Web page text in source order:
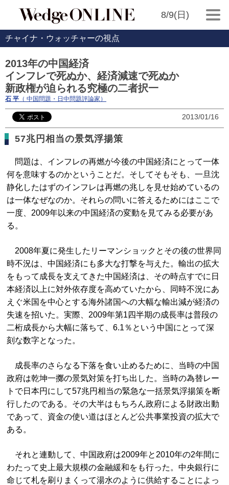
8/9(日)
チャイナ・ウォッチャーの視点
2013年の中国経済
インフレで死ぬか、経済減速で死ぬか
新政権が迫られる究極の二者択一
石 平 （ 中国問題・日中問題評論家）
2013/01/16
57兆円相当の景気浮揚策
問題は、インフレの再燃が今後の中国経済にとって一体
何を意味するのかということだ。そしてそもそも、一旦沈
静化したはずのインフレは再燃の兆しを見せ始めているの
は一体なぜなのか。それらの問いに答えるためにはここで
一度、2009年以来の中国経済の変動を見てみる必要があ
る。
2008年夏に発生したリーマンショックとその後の世界同
時不況は、中国経済にも多大な打撃を与えた。輸出の拡大
をもって成長を支えてきた中国経済は、その時点すでに日
本経済以上に対外依存度を高めていたから、同時不況にあ
えぐ米国を中心とする海外諸国への大幅な輸出減が経済の
失速を招いた。実際、2009年第1四半期の成長率は普段の
二桁成長から大幅に落ちて、6.1％という中国にとって深
刻な数字となった。
成長率のさらなる下落を食い止めるために、当時の中国
政府は乾坤一擲の景気対策を打ち出した。当時の為替レー
トで日本円にして57兆円相当の緊急な一括景気浮揚策を断
行したのである。その大半はもちろん政府による財政出動
であって、資金の使い道はほとんど公共事業投資の拡大で
ある。
それと連動して、中国政府は2009年と2010年の2年間に
わたって史上最大規模の金融緩和をも行った。中央銀行に
命じて札を刷りまくって湯水のように供給することによっ